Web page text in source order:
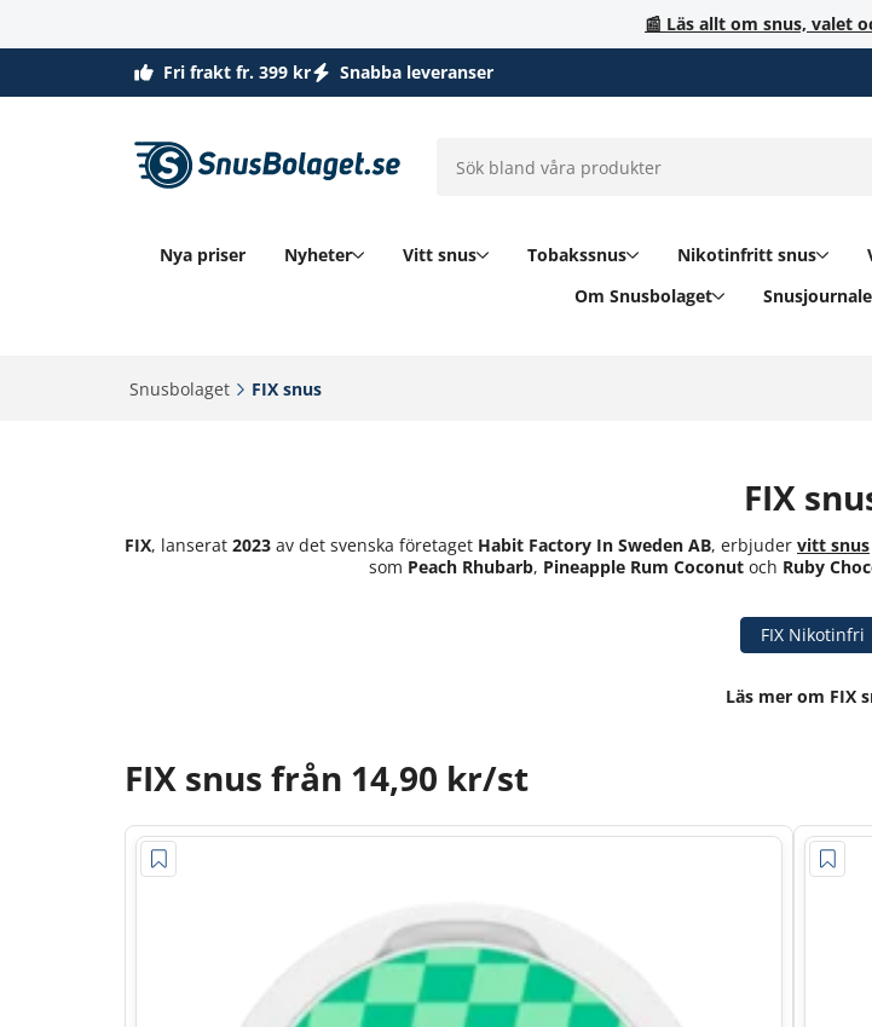
📰 Läs allt om snus, valet
Fri frakt fr. 399 kr Snabba leveranser
Nya priser Nyheter Vitt snus Tobakssnus Nikotinfritt snus
Om Snusbolaget
Snusbolaget‎ FIX snus‎
FIX
FIX, lanserat 2023 av det svenska företaget Habit Factory In Sweden AB, erbjuder vitt snus
som Peach Rhubarb, Pineapple Rum Coconutoch Ruby
FIX Nikotinfri
Läs mer om FIX
FIX snus från 14,90 kr/st